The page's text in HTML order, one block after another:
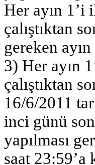
Her ayın 1’i
çalıştıktan
gereken
3) Her ayın
çalıştıktan
16/6/2011
inci günü
yapılması
saat 23:59’a